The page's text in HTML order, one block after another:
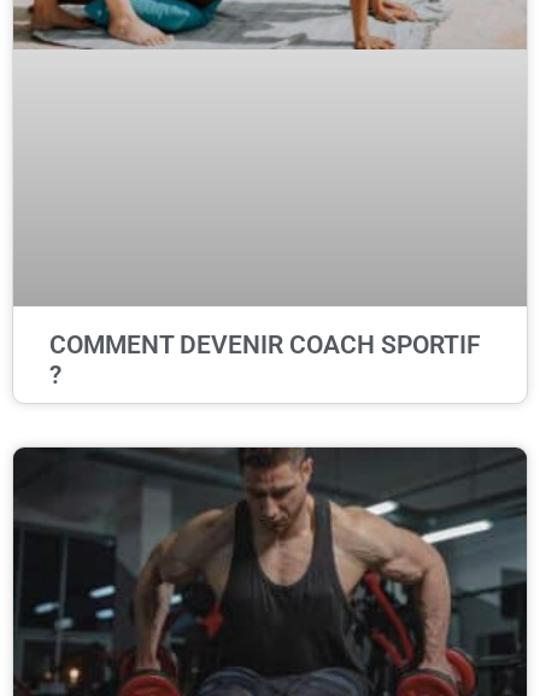
COMMENT DEVENIR COACH SPORTIF
?